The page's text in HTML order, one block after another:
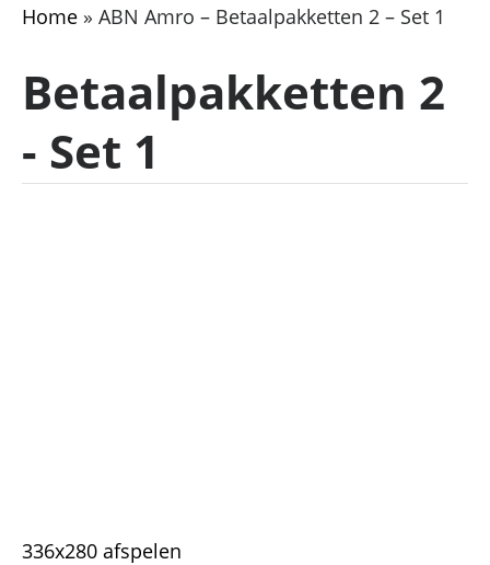
Home» ABN Amro – Betaalpakketten 2 – Set 1
Betaalpakketten 2
- Set 1
336x280 afspelen